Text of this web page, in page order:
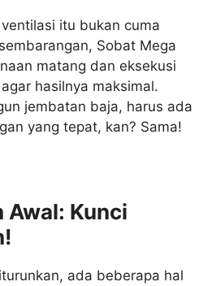
itu bukan cuma
Sobat Mega
matang dan eksekusi
hasilnya maksimal.
jembatan baja, harus ada
yang tepat, kan? Sama!
Awal: Kunci
ada beberapa hal